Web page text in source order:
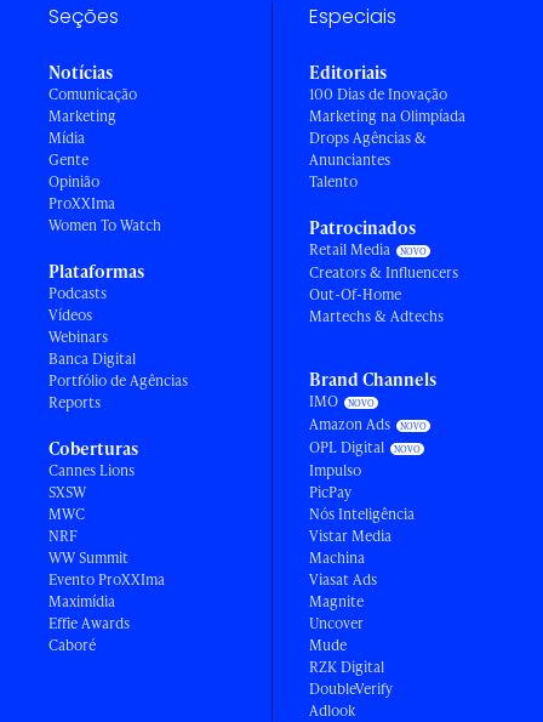
Seções
Notícias
Comunicação
Marketing
Mídia
Gente
Opinião
ProXXIma
Women To Watch
Plataformas
Podcasts
Vídeos
Webinars
Banca Digital
Portfólio de Agências
Reports
Coberturas
Cannes Lions
SXSW
MWC
NRF
WW Summit
Evento ProXXIma
Maximídia
Effie Awards
Caboré
Especiais
Editoriais
100 Dias de Inovação
Marketing na Olimpíada
Drops Agências &
Anunciantes
Talento
Patrocinados
Retail Media
Creators & Influencers
Out-Of-Home
Martechs & Adtechs
Brand Channels
IMO
Amazon Ads
OPL Digital
Impulso
PicPay
Nós Inteligência
Vistar Media
Machina
Viasat Ads
Magnite
Uncover
Mude
RZK Digital
DoubleVerify
Adlook